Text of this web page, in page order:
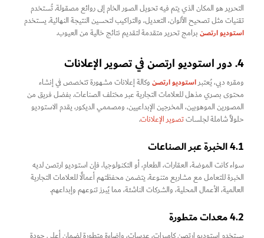
التحرير هو المكان الذي يتم فيه تحويل الصور الخام إلى روائع مصقولة. تُستخدم
تقنيات مثل تصحيح الألوان، التعديل، والتراكيب لتحسين النتيجة النهائية. يستخدم
استوديو ارتصنبرامج تحرير متقدمة لتقديم نتائج خالية من العيوب.
4. دور استوديو ارتصن في تصوير الإعلانات
ومقره دبي، يُعتبراستوديو ارتصنوكالة إعلانات مشهورة تتخصص في إنشاء
محتوى بصري مذهل للعلامات التجارية عبر مختلف الصناعات. بفضل فريق من
المصورين الموهوبين، المخرجين الإبداعيين، ومصممي الديكور، يقدم الاستوديو
حلولاً شاملة لجلساتتصوير الإعلانات.
4.1 الخبرة عبر الصناعات
سواء كانت الموضة، العقارات، الطعام، أو التكنولوجيا، فإن استوديو ارتصن لديه
الخبرة للتعامل مع مشاريع متنوعة. يتضمن محفظتهم أعمالًا للعلامات التجارية
العالمية، الأعمال المحلية، والشركات الناشئة، مما يُبرز تنوعهم وإبداعهم.
4.2 معدات متطورة